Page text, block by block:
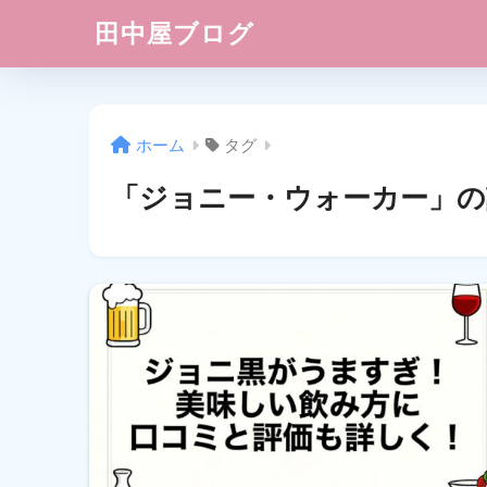
田中屋ブログ
ホーム タグ
「ジョニー・ウォーカー」